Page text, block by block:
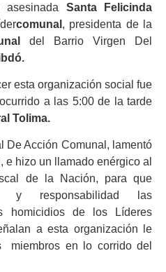
asesinada Santa Felicinda
comunal , presidenta de la
del Barrio Virgen Del
esta organización social fue
a las 5:00 de la tarde
Tolima.
De Acción Comunal, lamentó
e hizo un llamado enérgico al
de la Nación, para que
y responsabilidad las
homicidios de los Líderes
a esta organización le
miembros en lo corrido del